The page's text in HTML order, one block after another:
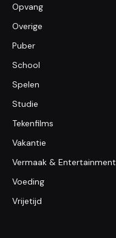
Opvang
Overige
Puber
School
Spelen
Studie
Tekenfilms
Vakantie
Vermaak & Entertainment
Voeding
Vrijetijd